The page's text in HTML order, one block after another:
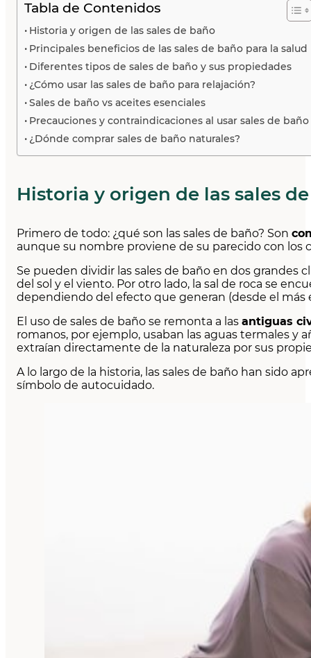
Tabla de Contenidos
Historia y origen de las sales de baño
Principales beneficios de las sales de baño para la salud
Diferentes tipos de sales de baño y sus propiedades
¿Cómo usar las sales de baño para relajación?
Sales de baño vs aceites esenciales
Precauciones y contraindicaciones al usar sales de baño
¿Dónde comprar sales de baño naturales?
Historia y origen de las sales
Primero de todo: ¿qué son las sales de baño? Son
aunque su nombre proviene de su parecido con los
Se pueden dividir las sales de baño en dos grandes
del sol y el viento. Por otro lado, la sal de roca se
dependiendo del efecto que generan (desde el más
El uso de sales de baño se remonta a las antiguas
romanos, por ejemplo, usaban las aguas termales y
extraían directamente de la naturaleza por sus
A lo largo de la historia, las sales de baño han sido
símbolo de autocuidado.